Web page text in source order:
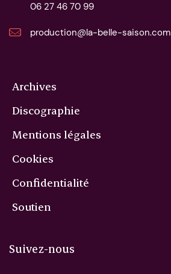
06 27 46 70 99
production@la-belle-saison.com
Archives
Discographie
Mentions légales
Cookies
Confidentialité
Soutien
Suivez-nous